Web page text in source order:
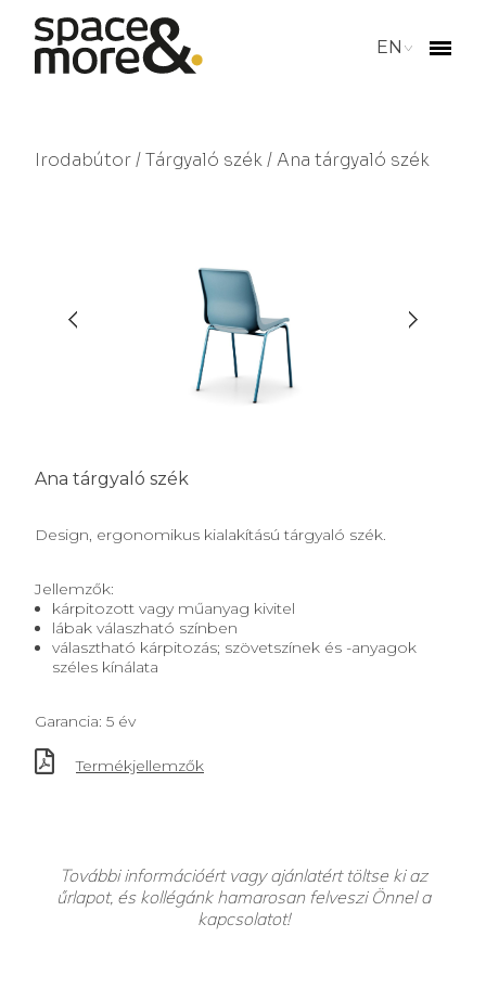
EN
Irodabútor/Tárgyaló szék/ Ana tárgyaló szék
Ana tárgyaló szék
Design, ergonomikus kialakítású tárgyaló szék.
Jellemzők:
kárpitozott vagy műanyag kivitel
lábak válaszható színben
választható kárpitozás; szövetszínek és -anyagok
széles kínálata
Garancia: 5 év
Termékjellemzők
További információért vagy ajánlatért töltse ki az
űrlapot, és kollégánk hamarosan felveszi Önnel a
kapcsolatot!